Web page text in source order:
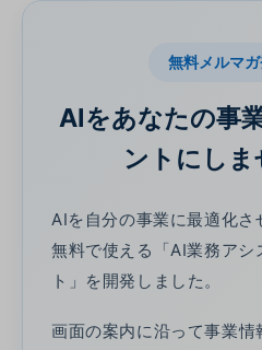
無料メルマ
AIをあなたの事
ントにしま
AIを自分の事業に最適化さ
無料で使える「AI業務アシ
ト」を開発しました。
画面の案内に沿って事業情